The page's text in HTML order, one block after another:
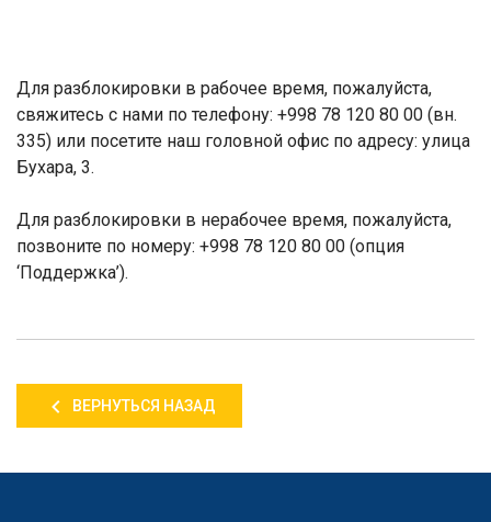
Для разблокировки в рабочее время, пожалуйста,
свяжитесь с нами по телефону: +998 78 120 80 00 (вн.
335) или посетите наш головной офис по адресу: улица
Бухара, 3.
Для разблокировки в нерабочее время, пожалуйста,
позвоните по номеру: +998 78 120 80 00 (опция
‘Поддержка’).
ВЕРНУТЬСЯ НАЗАД